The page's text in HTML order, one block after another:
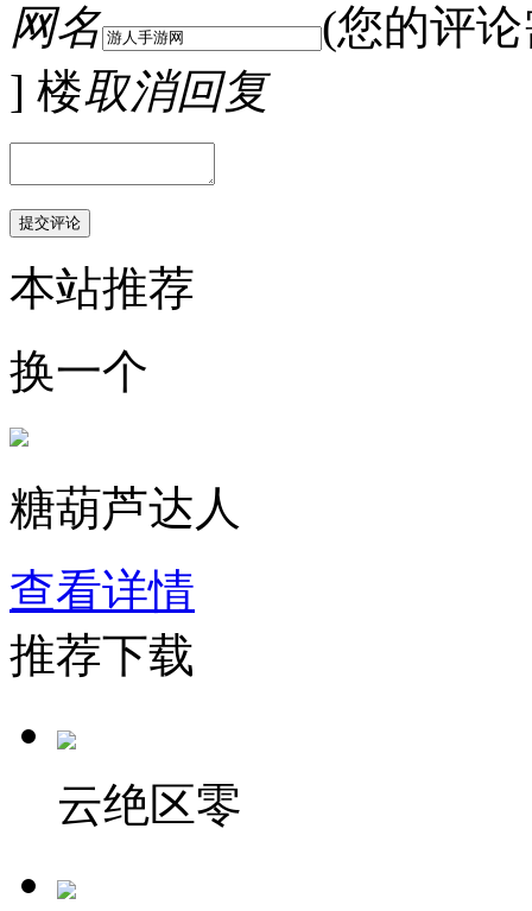
网名
(您的评
] 楼取消回复
本站推荐
换一个
糖葫芦达人
查看详情
推荐下载
云绝区零